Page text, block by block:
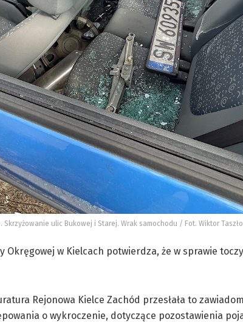
Skrzyżowanie ulic Bukowej i Starej. Wrak samochodu / Fot. Wiktor
Okręgowej w Kielcach potwierdza, że w sprawie
Rejonowa Kielce Zachód przesłała to
o wykroczenie, dotyczące pozostawienia